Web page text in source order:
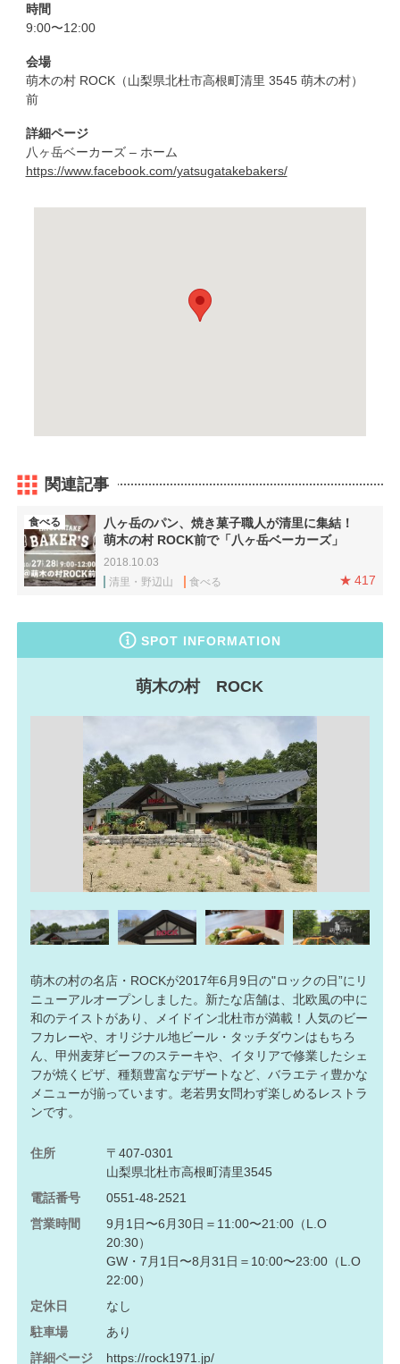
時間
9:00〜12:00
会場
萌木の村 ROCK（山梨県北杜市高根町清里 3545 萌木の村）
前
詳細ページ
八ヶ岳ベーカーズ – ホーム
https://www.facebook.com/yatsugatakebakers/
関連記事
食べる
八ヶ岳のパン、焼き菓子職人が清里に集結！
萌木の村 ROCK前で「八ヶ岳ベーカーズ」
2018.10.03
清里・野辺山
食べる 417
SPOT INFORMATION
萌木の村 ROCK
萌木の村の名店・ROCKが2017年6月9日の"ロックの日”にリ
ニューアルオープンしました。新たな店舗は、北欧風の中に
和のテイストがあり、メイドイン北杜市が満載！人気のビー
フカレーや、オリジナル地ビール・タッチダウンはもちろ
ん、甲州麦芽ビーフのステーキや、イタリアで修業したシェ
フが焼くピザ、種類豊富なデザートなど、バラエティ豊かな
メニューが揃っています。老若男女問わず楽しめるレストラ
ンです。
住所
〒407-0301
山梨県北杜市高根町清里3545
電話番号
0551-48-2521
営業時間
9月1日〜6月30日＝11:00〜21:00（L.O
20:30）
GW・7月1日〜8月31日＝10:00〜23:00（L.O
22:00）
定休日
なし
駐車場
あり
詳細ページ
https://rock1971.jp/